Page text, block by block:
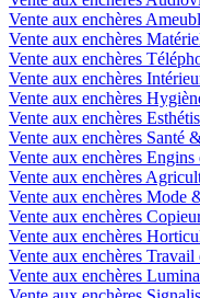
Vente aux enchères
Vente aux enchères
Vente aux enchères
Vente aux enchères
Vente aux enchères
Vente aux enchères
Vente aux enchères Santé
Vente aux enchères Engins
Vente aux enchères
Vente aux enchères Mode
Vente aux enchères
Vente aux enchères
Vente aux enchères
Vente aux enchères